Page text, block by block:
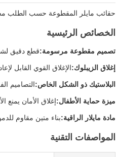
حقائب مايلر المقطوعة حسب الطلب مصممة لجزء من 3.5 غرام مع شكل خاص،
الخصائص الرئيسية
تصميم مقطوعة مرسومة:قطع دقيق
إغلاق الزيبلوك:الإغلاق القوي القابل
البلاستيك ذو الشكل الخاص:التصاميم
ميزة حماية الأطفال:إغلاق الأمان
مادة مايلار الراقية:بناء متين مقاوم
المواصفات التقنية